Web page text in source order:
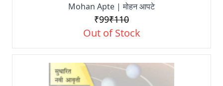
Mohan Apte | मोहन आपटे
₹99₹110
Out of Stock